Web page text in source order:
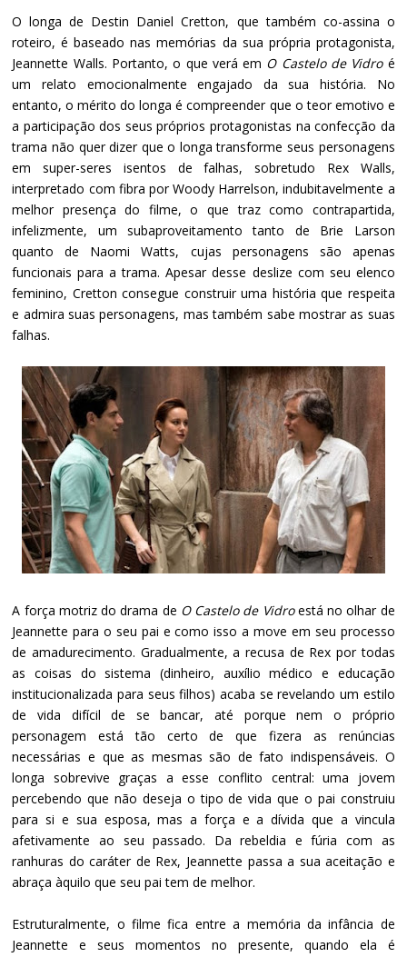
O longa de Destin Daniel Cretton, que também co-assina o
roteiro, é baseado nas memórias da sua própria protagonista,
Jeannette Walls. Portanto, o que verá em O Castelo de Vidro é
um relato emocionalmente engajado da sua história. No
entanto, o mérito do longa é compreender que o teor emotivo e
a participação dos seus próprios protagonistas na confecção da
trama não quer dizer que o longa transforme seus personagens
em super-seres isentos de falhas, sobretudo Rex Walls,
interpretado com fibra por Woody Harrelson, indubitavelmente a
melhor presença do filme, o que traz como contrapartida,
infelizmente, um subaproveitamento tanto de Brie Larson
quanto de Naomi Watts, cujas personagens são apenas
funcionais para a trama. Apesar desse deslize com seu elenco
feminino, Cretton consegue construir uma história que respeita
e admira suas personagens, mas também sabe mostrar as suas
falhas.
A força motriz do drama de O Castelo de Vidroestá no olhar de
Jeannette para o seu pai e como isso a move em seu processo
de amadurecimento. Gradualmente, a recusa de Rex por todas
as coisas do sistema (dinheiro, auxílio médico e educação
institucionalizada para seus filhos) acaba se revelando um estilo
de vida difícil de se bancar, até porque nem o próprio
personagem está tão certo de que fizera as renúncias
necessárias e que as mesmas são de fato indispensáveis. O
longa sobrevive graças a esse conflito central: uma jovem
percebendo que não deseja o tipo de vida que o pai construiu
para si e sua esposa, mas a força e a dívida que a vincula
afetivamente ao seu passado. Da rebeldia e fúria com as
ranhuras do caráter de Rex, Jeannette passa a sua aceitação e
abraça àquilo que seu pai tem de melhor.
Estruturalmente, o filme fica entre a memória da infância de
Jeannette e seus momentos no presente, quando ela é